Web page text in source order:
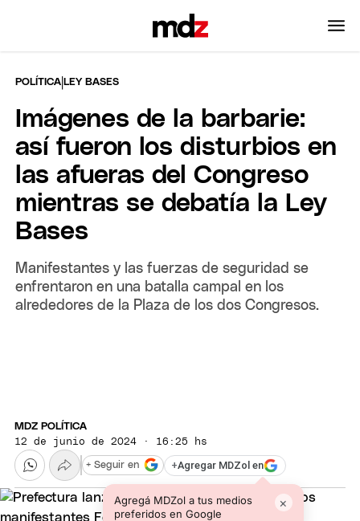
POLÍTICA |LEY BASES
Imágenes de la barbarie:
así fueron los disturbios en
las afueras del Congreso
mientras se debatía la Ley
Bases
Manifestantes y las fuerzas de seguridad se
enfrentaron en una batalla campal en los
alrededores de la Plaza de los dos Congresos.
MDZ POLÍTICA
12 de junio de 2024 · 16:25 hs
+Agregar MDZol en
Agregá MDZol a tus medios
preferidos en Google
×
+ Seguir en